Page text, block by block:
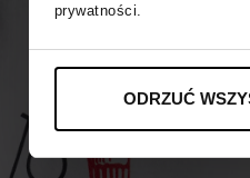
prywatności.
ODRZUĆ